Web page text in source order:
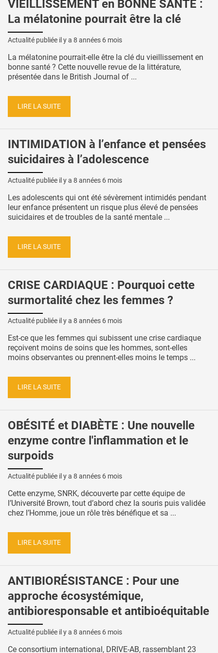
VIEILLISSEMENT en BONNE SANTÉ :
La mélatonine pourrait être la clé
Actualité publiée il y a 8 années 6 mois
La mélatonine pourrait-elle être la clé du vieillissement en
bonne santé ? Cette nouvelle revue de la littérature,
présentée dans le British Journal of ...
LIRE LA SUITE
INTIMIDATION à l’enfance et pensées
suicidaires à l’adolescence
Actualité publiée il y a 8 années 6 mois
Les adolescents qui ont été sévèrement intimidés pendant
leur enfance présentent un risque plus élevé de pensées
suicidaires et de troubles de la santé mentale ...
LIRE LA SUITE
CRISE CARDIAQUE : Pourquoi cette
surmortalité chez les femmes ?
Actualité publiée il y a 8 années 6 mois
Est-ce que les femmes qui subissent une crise cardiaque
reçoivent moins de soins que les hommes, sont-elles
moins observantes ou prennent-elles moins le temps ...
LIRE LA SUITE
OBÉSITÉ et DIABÈTE : Une nouvelle
enzyme contre l'inflammation et le
surpoids
Actualité publiée il y a 8 années 6 mois
Cette enzyme, SNRK, découverte par cette équipe de
l’Université Brown, tout d’abord chez la souris puis validée
chez l’Homme, joue un rôle très bénéfique et sa ...
LIRE LA SUITE
ANTIBIORÉSISTANCE : Pour une
approche écosystémique,
antibioresponsable et antibioéquitable
Actualité publiée il y a 8 années 6 mois
Ce consortium international, DRIVE-AB, rassemblant 23